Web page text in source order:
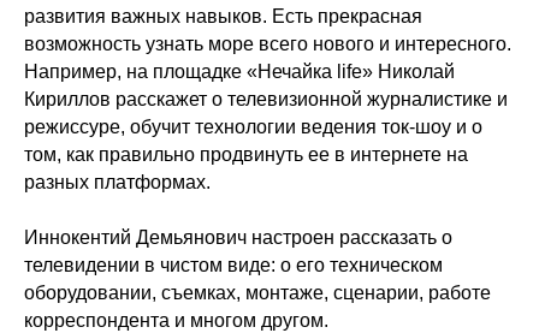
развития важных навыков. Есть прекрасная
возможность узнать море всего нового и интересного.
Например, на площадке «Нечайка life» Николай
Кириллов расскажет о телевизионной журналистике и
режиссуре, обучит технологии ведения ток-шоу и о
том, как правильно продвинуть ее в интернете на
разных платформах.
Иннокентий Демьянович настроен рассказать о
телевидении в чистом виде: о его техническом
оборудовании, съемках, монтаже, сценарии, работе
корреспондента и многом другом.